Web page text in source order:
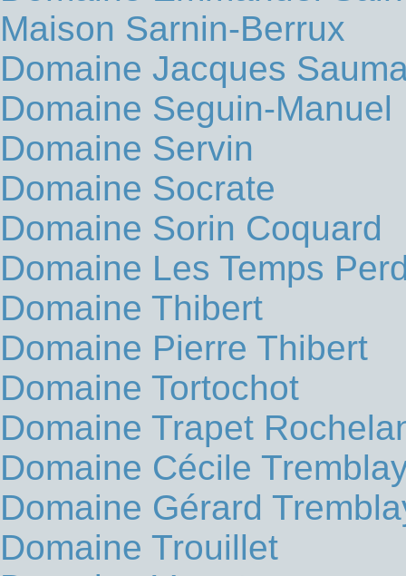
Maison Sarnin-Berrux
Domaine Jacques
Domaine Seguin-Manuel
Domaine Servin
Domaine Socrate
Domaine Sorin Coquard
Domaine Les Temps
Domaine Thibert
Domaine Pierre Thibert
Domaine Tortochot
Domaine Trapet
Domaine Cécile
Domaine Gérard
Domaine Trouillet